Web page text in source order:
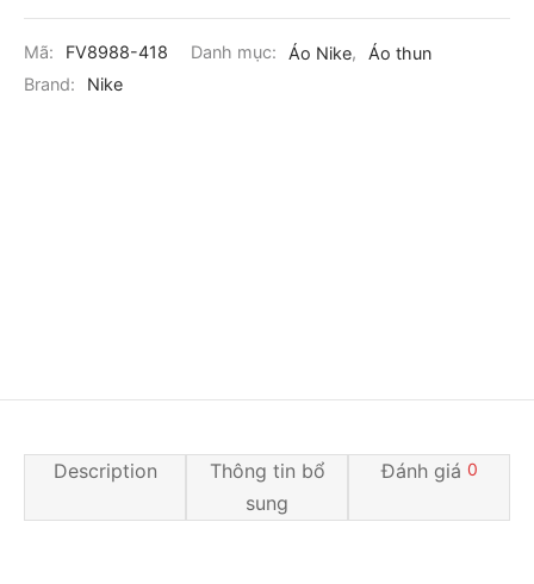
Mã: FV8988-418 Danh mục: Áo Nike,
Áo thun
Brand:
Nike
Description
Thông tin bổ
sung
Đánh giá 0